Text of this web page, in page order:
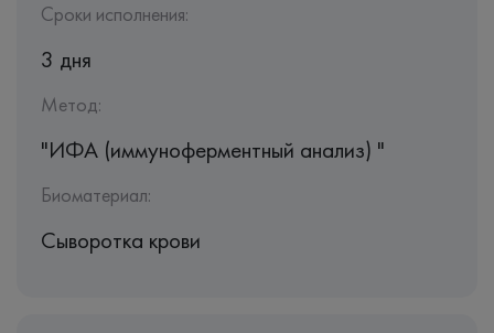
Сроки исполнения:
3 дня
Метод:
"ИФА (иммуноферментный анализ) "
Биоматериал:
Сыворотка крови